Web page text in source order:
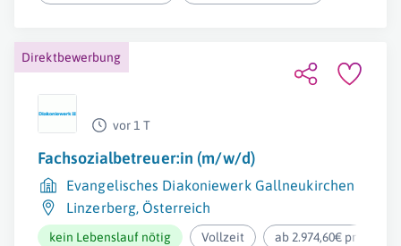
Direktbewerbung
vor 1 T
Fachsozialbetreuer:in (m/w/d)
Evangelisches Diakoniewerk Gallneukirchen
Linzerberg, Österreich
kein Lebenslauf nötig Vollzeit ab 2.974,60€ pro